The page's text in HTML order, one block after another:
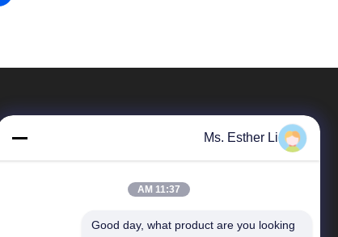
المنتجات
Ms. Esther Li
11:37 AM
Good day, what product are you looking